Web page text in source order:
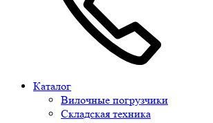
Каталог
Вилочные погрузчики
Складская техника